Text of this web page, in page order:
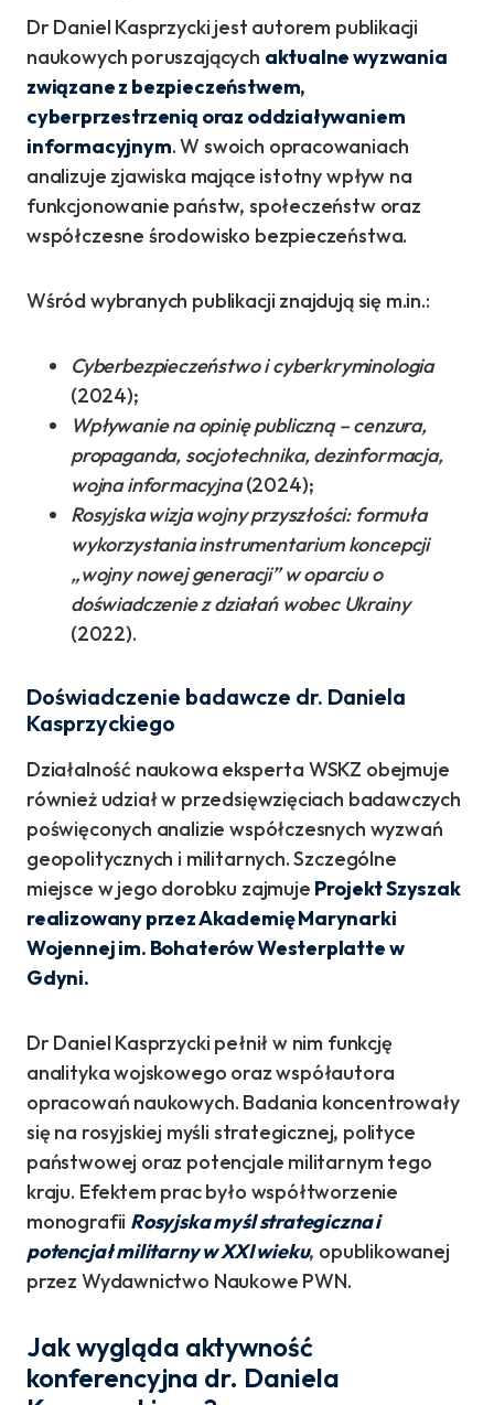
Dr Daniel Kasprzycki jest autorem publikacji
naukowych poruszających aktualne wyzwania
związane z bezpieczeństwem,
cyberprzestrzenią oraz oddziaływaniem
informacyjnym. W swoich opracowaniach
analizuje zjawiska mające istotny wpływ na
funkcjonowanie państw, społeczeństw oraz
współczesne środowisko bezpieczeństwa.
Wśród wybranych publikacji znajdują się m.in.:
Cyberbezpieczeństwo i cyberkryminologia
(2024);
Wpływanie na opinię publiczną – cenzura,
propaganda, socjotechnika, dezinformacja,
wojna informacyjna(2024);
Rosyjska wizja wojny przyszłości: formuła
wykorzystania instrumentarium koncepcji
„wojny nowej generacji” w oparciu o
doświadczenie z działań wobec Ukrainy
(2022).
Doświadczenie badawcze dr. Daniela
Kasprzyckiego
Działalność naukowa eksperta WSKZ obejmuje
również udział w przedsięwzięciach badawczych
poświęconych analizie współczesnych wyzwań
geopolitycznych i militarnych. Szczególne
miejsce w jego dorobku zajmuje Projekt Szyszak
realizowany przez Akademię Marynarki
Wojennej im. Bohaterów Westerplatte w
Gdyni.
Dr Daniel Kasprzycki pełnił w nim funkcję
analityka wojskowego oraz współautora
opracowań naukowych. Badania koncentrowały
się na rosyjskiej myśli strategicznej, polityce
państwowej oraz potencjale militarnym tego
kraju. Efektem prac było współtworzenie
monografii Rosyjska myśl strategiczna i
potencjał militarny w XXI wieku, opublikowanej
przez Wydawnictwo Naukowe PWN.
Jak wygląda aktywność
konferencyjna dr. Daniela